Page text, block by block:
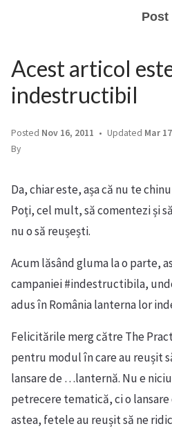
Post
Acest articol
indestructibil
Posted Nov 16, 2011 Updated Mar
By
Da, chiar este, așa că nu te
Poți, cel mult, să comentezi și
nu o să reușești.
Acum lăsând gluma la o parte,
campaniei #indestructibila,
adus în România lanterna lor
Felicitările merg către The
pentru modul în care au reușit
lansare de …lanternă. Nu e
petrecere tematică, ci o
astea, fetele au reușit să ne